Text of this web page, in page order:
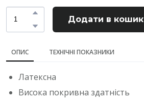
Додати в кошик
ОПИС ТЕХНІЧНІ ПОКАЗНИКИ
Латексна
Висока покривна здатність